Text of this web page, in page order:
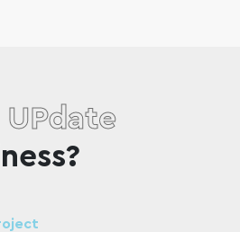
UPdate